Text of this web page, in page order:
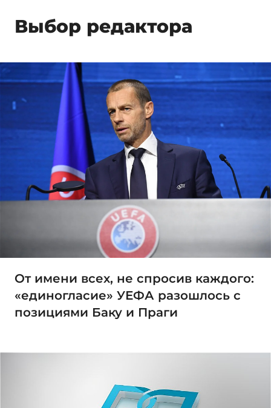
Выбор редактора
От имени всех, не спросив каждого:
«единогласие» УЕФА разошлось с
позициями Баку и Праги